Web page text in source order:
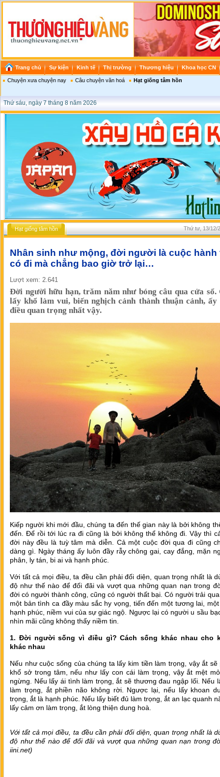
Trang chủ Sự kiện Kinh tế Thị trường Thương hiệu Khoa học CN
Chuyện xưa chuyện nay Câu chuyện văn hoá Hạt giống tâm hồn
Thứ sáu, ngày 7 tháng 8 năm 2026
Hạt giống tâm hồn Thứ tư, 13/12/
Nhân sinh như mộng, đời người là cuộc hành
có đi mà chẳng bao giờ trở lại…
Lượt xem: 2.641
Đời người hữu hạn, trăm năm như bóng câu qua cửa sổ.
lấy khổ làm vui, biến nghịch cảnh thành thuận cảnh,
điều quan trọng nhất vậy.
Kiếp người khi mới đầu, chúng ta đến thế gian này là bởi không
đến. Để rồi tới lúc ra đi cũng là bởi không thể không đi. Vậy thì
đời này đều là tuỳ tâm mà diễn. Cả một cuộc đời qua đi cũng
dàng gì. Ngày tháng ấy luôn đầy rẫy chông gai, cay đắng, mặn
phân, ly tán, bi ai và hạnh phúc.
Với tất cả mọi điều, ta đều cần phải đối diện, quan trọng nhất là
độ như thế nào để đối đãi và vượt qua những quan nạn trong
đời có người thành công, cũng có người thất bại. Có người trải
một bản tình ca đầy màu sắc hy vọng, tiến đến một tương lai,
hạnh phúc, niềm vui của sự giác ngộ. Ngược lại có người u sầu
nhìn mãi cũng không thấy niềm tin.
1. Đời người sống vì điều gì? Cách sống khác nhau cho
khác nhau
Nếu như cuộc sống của chúng ta lấy kim tiền làm trọng, vậy ắt sẽ
khổ sở trong tâm, nếu như lấy con cái làm trọng, vậy ắt mệt
ngừng. Nếu lấy ái tình làm trọng, ắt sẽ thương đau ngập lối. Nếu
làm trọng, ắt phiền não không rời. Ngược lại, nếu lấy khoan
trọng, ắt là hạnh phúc. Nếu lấy biết đủ làm trọng, ắt an lạc quanh
lấy cảm ơn làm trọng, ắt lòng thiện dung hoà.
Với tất cả mọi điều, ta đều cần phải đối diện, quan trọng nhất là
độ như thế nào để đối đãi và vượt qua những quan nạn trong
iini.net)